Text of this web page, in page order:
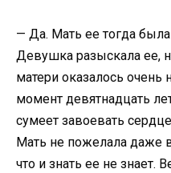
— Да. Мать ее тогда
Девушка разыскала ее,
матери оказалось очень
момент девятнадцать
сумеет завоевать
Мать не пожелала даже
что и знать ее не знает.